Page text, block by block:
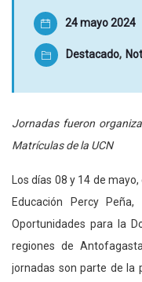
24 mayo 2024
Destacado,
Jornadas fueron
Matrículas de la UCN
Los días 08 y 14 de
Educación Percy
Oportunidades para la
regiones de
jornadas son parte de la